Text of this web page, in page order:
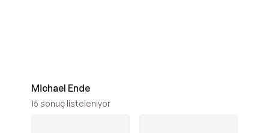
Michael Ende
15 sonuç listeleniyor